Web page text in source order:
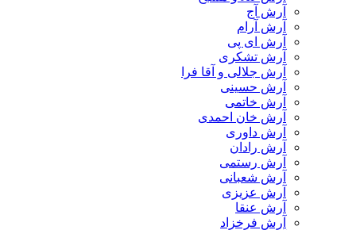
آرش آج
آرش آرام
آرش ای پی
آرش تشکری
آرش جلالی و آقا فرا
آرش حسینی
آرش خاتمی
آرش خان احمدی
آرش داوری
آرش رادان
آرش رستمى
آرش شعبانی
آرش عزیزی
آرش عنقا
آرش فرخزاد